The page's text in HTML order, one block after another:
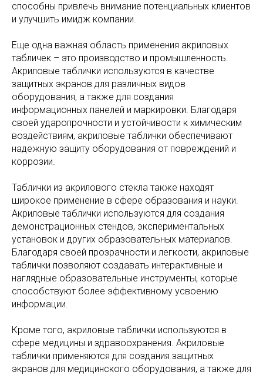
способны привлечь внимание потенциальных клиентов
и улучшить имидж компании.
Еще одна важная область применения акриловых
табличек – это производство и промышленность.
Акриловые таблички используются в качестве
защитных экранов для различных видов
оборудования, а также для создания
информационных панелей и маркировки. Благодаря
своей ударопрочности и устойчивости к химическим
воздействиям, акриловые таблички обеспечивают
надежную защиту оборудования от повреждений и
коррозии.
Таблички из акрилового стекла также находят
широкое применение в сфере образования и науки.
Акриловые таблички используются для создания
демонстрационных стендов, экспериментальных
установок и других образовательных материалов.
Благодаря своей прозрачности и легкости, акриловые
таблички позволяют создавать интерактивные и
наглядные образовательные инструменты, которые
способствуют более эффективному усвоению
информации.
Кроме того, акриловые таблички используются в
сфере медицины и здравоохранения. Акриловые
таблички применяются для создания защитных
экранов для медицинского оборудования, а также для